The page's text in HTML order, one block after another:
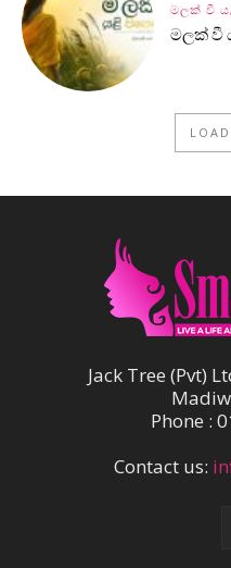
මලක් වී
මලක් වී
Jack Tree (Pvt)
Phone :
Contact us: